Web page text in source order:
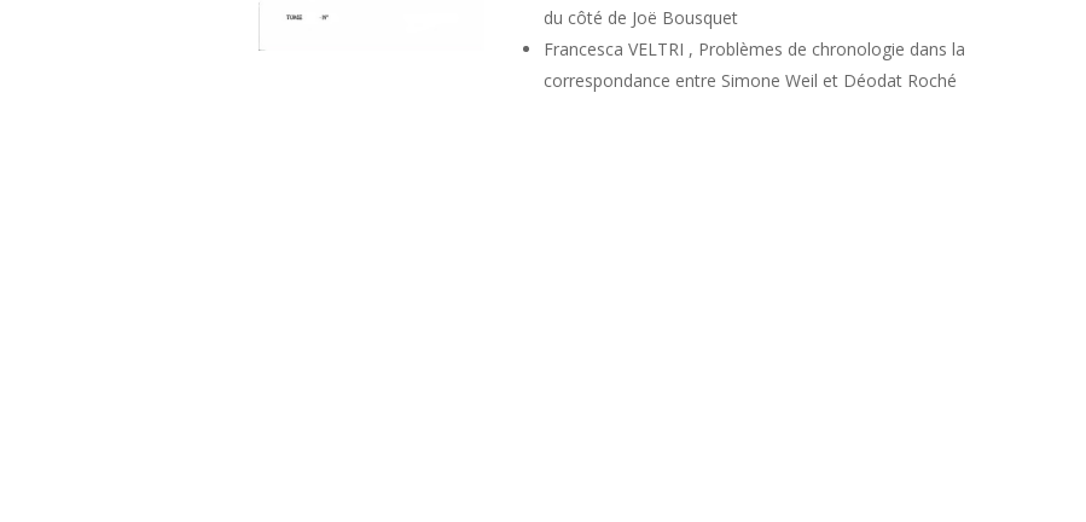
du côté de Joë Bousquet
Francesca VELTRI , Problèmes de chronologie dans la
correspondance entre Simone Weil et Déodat Roché